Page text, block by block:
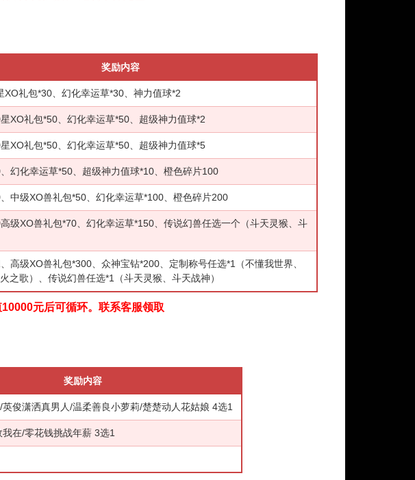
奖励内容
XO礼包*30、幻化幸运草*30、神力值球*2
XO礼包*50、幻化幸运草*50、超级神力值球*2
XO礼包*50、幻化幸运草*50、超级神力值球*5
幻化幸运草*50、超级神力值球*10、橙色碎片100
中级XO兽礼包*50、幻化幸运草*100、橙色碎片200
级XO兽礼包*70、幻化幸运草*150、传说幻兽任选一个（斗天灵猴、斗
高级XO兽礼包*300、众神宝钻*200、定制称号任选*1（不懂我世界、
之歌）、传说幻兽任选*1（斗天灵猴、斗天战神）
元后可循环。联系客服领取
奖励内容
俊潇洒真男人/温柔善良小萝莉/楚楚动人花姑娘 4选1
在/零花钱挑战年薪 3选1